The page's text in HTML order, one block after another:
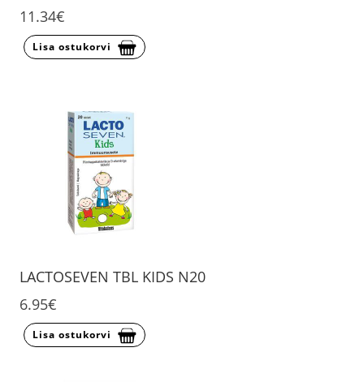
11.34€
Lisa ostukorvi
LACTOSEVEN TBL KIDS N20
6.95€
Lisa ostukorvi